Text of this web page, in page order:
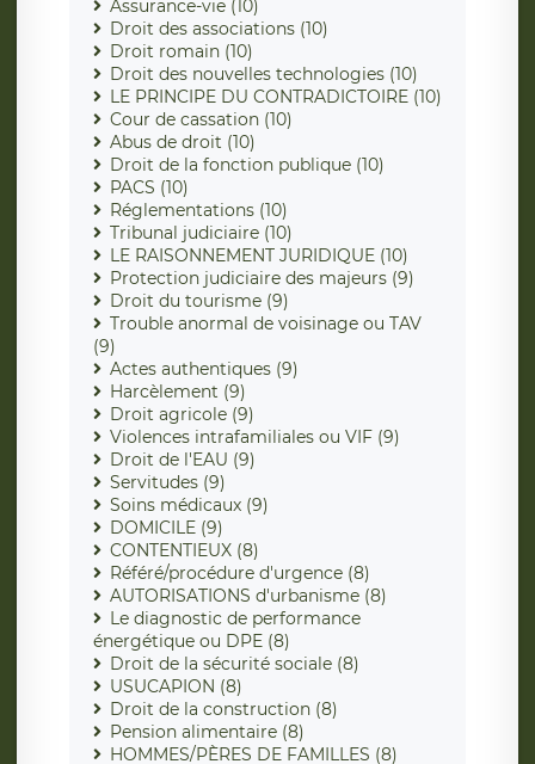
Assurance-vie (10)
Droit des associations (10)
Droit romain (10)
Droit des nouvelles technologies (10)
LE PRINCIPE DU CONTRADICTOIRE (10)
Cour de cassation (10)
Abus de droit (10)
Droit de la fonction publique (10)
PACS (10)
Réglementations (10)
Tribunal judiciaire (10)
LE RAISONNEMENT JURIDIQUE (10)
Protection judiciaire des majeurs (9)
Droit du tourisme (9)
Trouble anormal de voisinage ou TAV
(9)
Actes authentiques (9)
Harcèlement (9)
Droit agricole (9)
Violences intrafamiliales ou VIF (9)
Droit de l'EAU (9)
Servitudes (9)
Soins médicaux (9)
DOMICILE (9)
CONTENTIEUX (8)
Référé/procédure d'urgence (8)
AUTORISATIONS d'urbanisme (8)
Le diagnostic de performance
énergétique ou DPE (8)
Droit de la sécurité sociale (8)
USUCAPION (8)
Droit de la construction (8)
Pension alimentaire (8)
HOMMES/PÈRES DE FAMILLES (8)